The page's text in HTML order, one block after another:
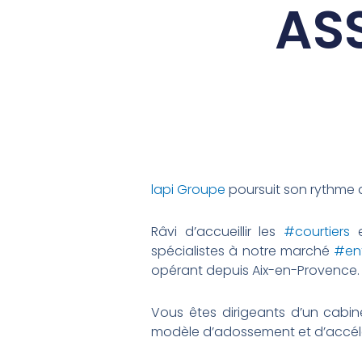
lapi Groupe poursuit son rythme
Râvi d’accueillir les #courtiers
spécialistes à notre marché
opérant depuis Aix-en-
Vous êtes dirigeants d’un
modèle d’adossement et